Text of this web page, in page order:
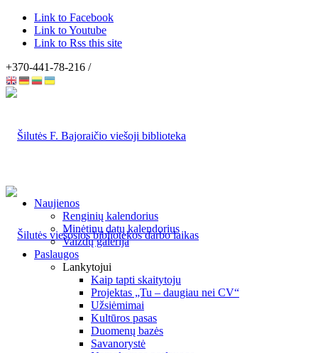
Link to Facebook
Link to Youtube
Link to Rss this site
+370-441-78-216 /
Naujienos
Renginių kalendorius
Minėtinų datų kalendorius
Vaizdų galerija
Paslaugos
Lankytojui
Kaip tapti skaitytoju
Projektas „Tu – daugiau nei CV“
Užsiėmimai
Kultūros pasas
Duomenų bazės
Savanorystė